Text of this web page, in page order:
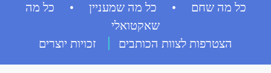
כל מה שחם • כל מה שמעניין • כל מה
שאקטואלי
הצטרפות לצוות הכותבים
זכויות יוצרים